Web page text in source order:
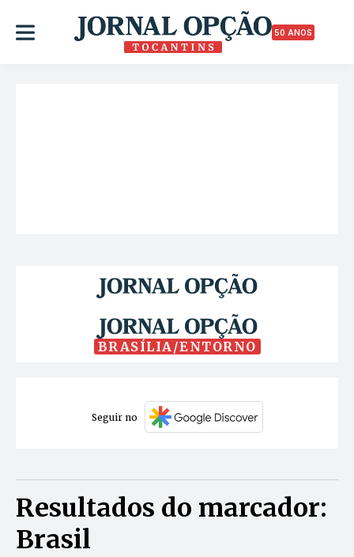
50 ANOS
BRASÍLIA/ENTORNO
Seguir no
Resultados do marcador:
Brasil